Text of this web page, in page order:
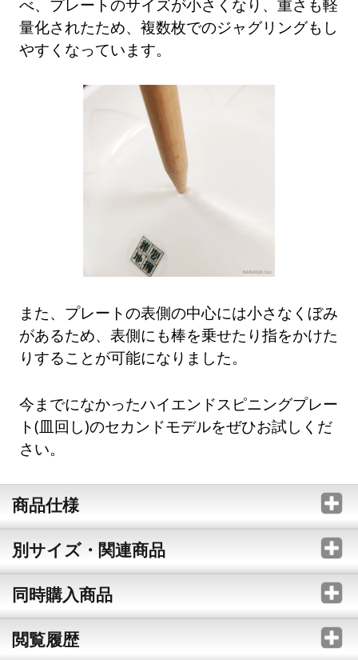
べ、プレートのサイズが小さくなり、重さも軽
量化されたため、複数枚でのジャグリングもし
やすくなっています。
また、プレートの表側の中心には小さなくぼみ
があるため、表側にも棒を乗せたり指をかけた
りすることが可能になりました。
今までになかったハイエンドスピニングプレー
ト(皿回し)のセカンドモデルをぜひお試しくだ
さい。
商品仕様
別サイズ・関連商品
同時購入商品
閲覧履歴